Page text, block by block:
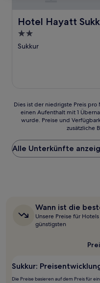
Hotel Hayatt
Hotel Hayatt Sukkur
2.0-
Sterne-
Sukkur
Dies
der
Preis
pro
Nacht,
für
einen
Aufenthalt
2 Erwachsenen
wurde.
Dies ist der niedrigste Preis
einen Aufenthalt mit 1
wurde. Preise und
zusätzliche
Alle Unterkünfte
Wann
ist
die
beste
Wann ist die
Unsere Preise für
günstigsten
Sukkur:
Die Preise basieren auf dem Preis für